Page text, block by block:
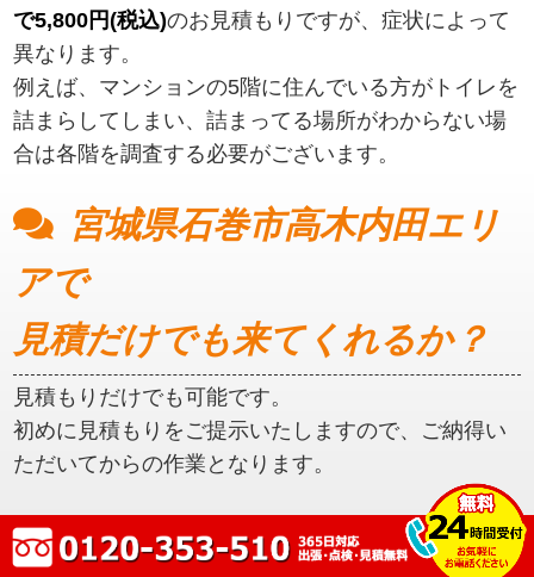
で5,800円(税込)のお見積もりですが、症状によって
異なります。
例えば、マンションの5階に住んでいる方がトイレを
詰まらしてしまい、詰まってる場所がわからない場
合は各階を調査する必要がございます。
宮城県石巻市高木内田エリ
アで
見積だけでも来てくれるか？
見積もりだけでも可能です。
初めに見積もりをご提示いたしますので、ご納得い
ただいてからの作業となります。
宮城県石巻市高木内田エリ